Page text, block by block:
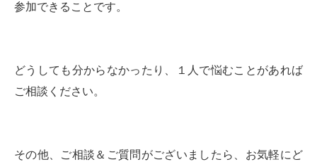
参加できることです。
どうしても分からなかったり、１人で悩むことがあれば
ご相談ください。
その他、ご相談＆ご質問がございましたら、お気軽にど